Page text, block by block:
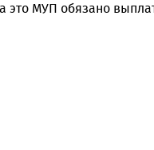
это МУП обязано